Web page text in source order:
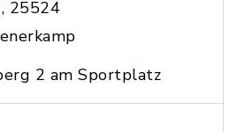
25524
2 am Sportplatz